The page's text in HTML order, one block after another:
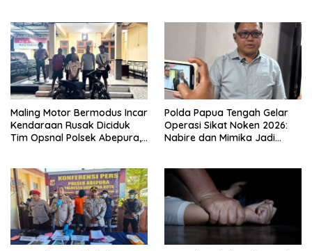
Maling Motor Bermodus Incar
Kendaraan Rusak Diciduk
Tim Opsnal Polsek Abepura,
Polda Papua Tengah Gelar
Operasi Sikat Noken 2026:
Nabire dan Mimika Jadi